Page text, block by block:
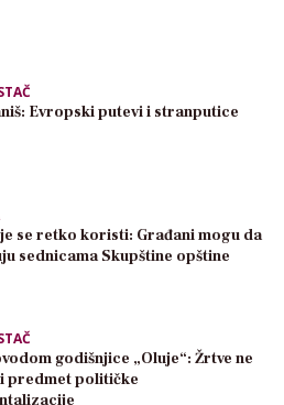
Evropski putevi i stranputice
se retko koristi: Građani mogu da
sednicama Skupštine opštine
godišnjice „Oluje“: Žrtve ne
predmet političke